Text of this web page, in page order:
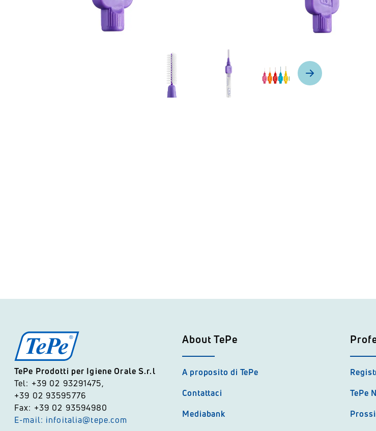
TePe Prodotti per Igiene Orale S.r.l
Tel: +39 02 93291475,
+39 02 93595776
Fax: +39 02 93594980
E-mail: infoitalia@tepe.com
About TePe
A proposito di TePe
Contattaci
Mediabank
TePe